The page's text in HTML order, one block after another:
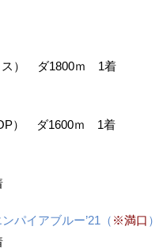
ス） ダ1800ｍ 1着
） ダ1600ｍ 1着
パイアブルー’21（ ※満口 ）